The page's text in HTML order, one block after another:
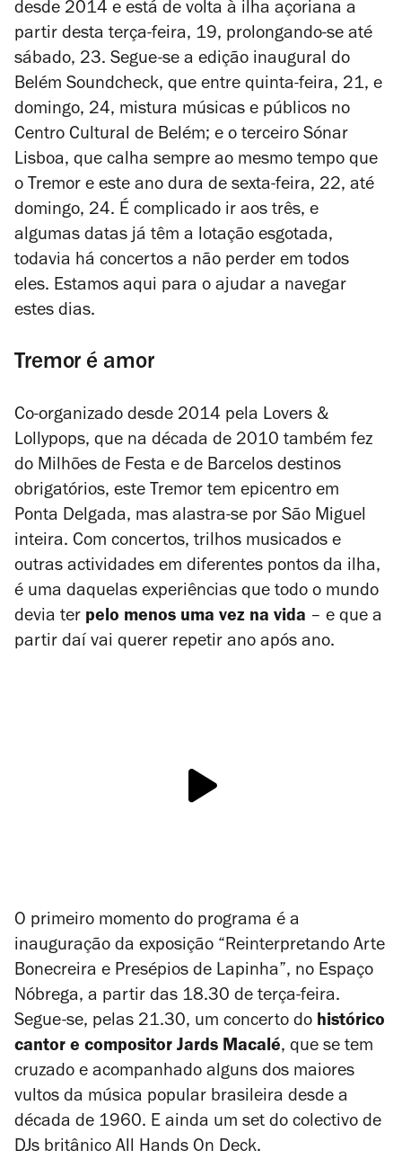
desde 2014 e está de volta à ilha açoriana a
partir desta terça-feira, 19, prolongando-se até
sábado, 23. Segue-se a edição inaugural do
Belém Soundcheck, que entre quinta-feira, 21, e
domingo, 24, mistura músicas e públicos no
Centro Cultural de Belém; e o terceiro Sónar
Lisboa, que calha sempre ao mesmo tempo que
o Tremor e este ano dura de sexta-feira, 22, até
domingo, 24. É complicado ir aos três, e
algumas datas já têm a lotação esgotada,
todavia há concertos a não perder em todos
eles. Estamos aqui para o ajudar a navegar
estes dias.
Tremor é amor
Co-organizado desde 2014 pela Lovers &
Lollypops, que na década de 2010 também fez
do Milhões de Festa e de Barcelos destinos
obrigatórios, este Tremor tem epicentro em
Ponta Delgada, mas alastra-se por São Miguel
inteira. Com concertos, trilhos musicados e
outras actividades em diferentes pontos da ilha,
é uma daquelas experiências que todo o mundo
devia ter pelo menos uma vez na vida – e que a
partir daí vai querer repetir ano após ano.
O primeiro momento do programa é a
inauguração da exposição “Reinterpretando Arte
Bonecreira e Presépios de Lapinha”, no Espaço
Nóbrega, a partir das 18.30 de terça-feira.
Segue-se, pelas 21.30, um concerto do histórico
cantor e compositor Jards Macalé, que se tem
cruzado e acompanhado alguns dos maiores
vultos da música popular brasileira desde a
década de 1960. E ainda um set do colectivo de
DJs britânico All Hands On Deck.